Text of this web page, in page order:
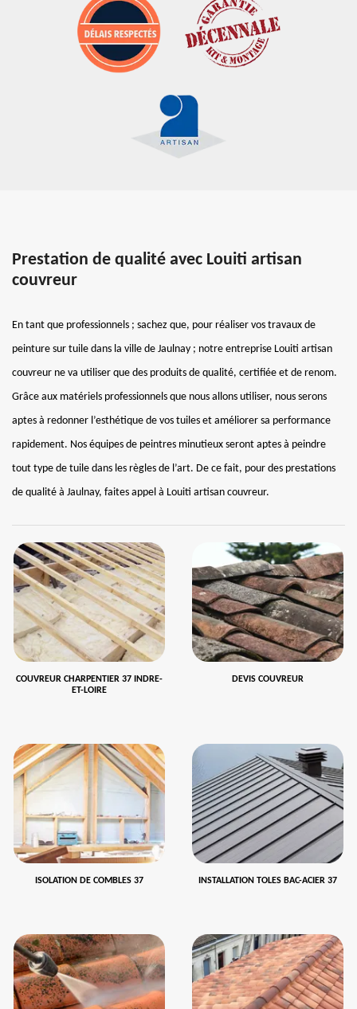
Prestation de qualité avec Louiti artisan
couvreur
En tant que professionnels ; sachez que, pour réaliser vos travaux de
peinture sur tuile dans la ville de Jaulnay ; notre entreprise Louiti artisan
couvreur ne va utiliser que des produits de qualité, certifiée et de renom.
Grâce aux matériels professionnels que nous allons utiliser, nous serons
aptes à redonner l’esthétique de vos tuiles et améliorer sa performance
rapidement. Nos équipes de peintres minutieux seront aptes à peindre
tout type de tuile dans les règles de l’art. De ce fait, pour des prestations
de qualité à Jaulnay, faites appel à Louiti artisan couvreur.
COUVREUR CHARPENTIER 37 INDRE-
ET-LOIRE
DEVIS COUVREUR
ISOLATION DE COMBLES 37 INSTALLATION TOLES BAC-ACIER 37